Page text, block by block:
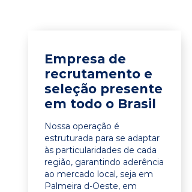
Empresa de
recrutamento e
seleção presente
em todo o Brasil
Nossa operação é
estruturada para se adaptar
às particularidades de cada
região, garantindo aderência
ao mercado local, seja em
Palmeira d-Oeste, em